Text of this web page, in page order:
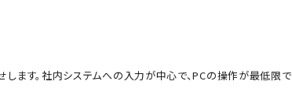
ます。社内システムへの入力が中心で、PCの操作が最低限で